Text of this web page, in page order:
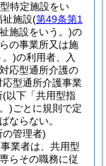
特定施設をい
施設(第49条第1
施設をいう。)の
の事業所又は施
。)の利用者、入
応型通所介護の
型通所介護事業
(以下「共用型指
)ごとに規則で定
ならない。
管理者)
業者は、共用型
らその職務に従